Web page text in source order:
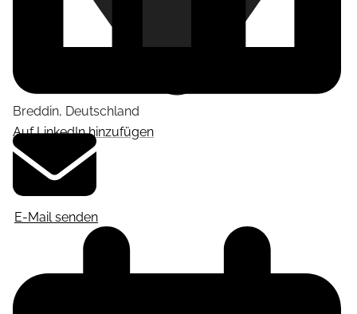
Auf LinkedIn hinzufügen
Breddin, Deutschland
E-Mail senden